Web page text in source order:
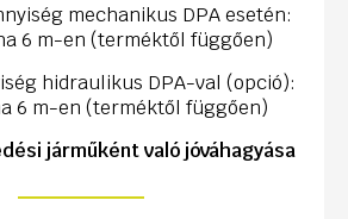
mechanikus DPA esetén:
6 m-en (terméktől függően)
hidraulikus DPA-val (opció):
6 m-en (terméktől függően)
járműként való jóváhagyása